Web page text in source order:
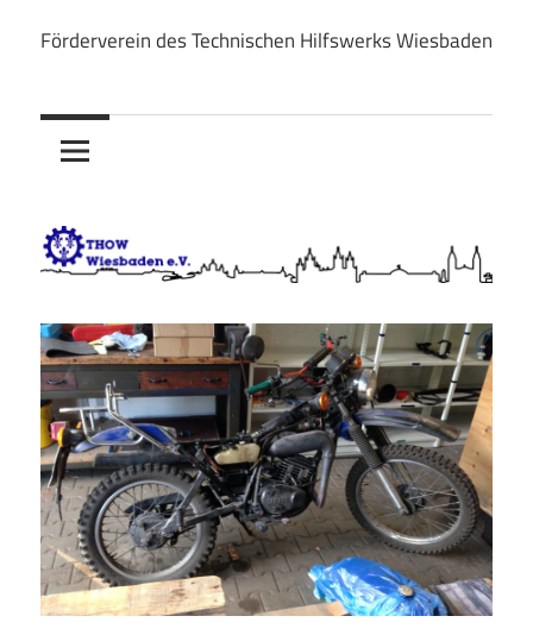
Inhalt
THOW
Wiesbaden
Förderverein des Technischen Hilfswerks Wiesbaden